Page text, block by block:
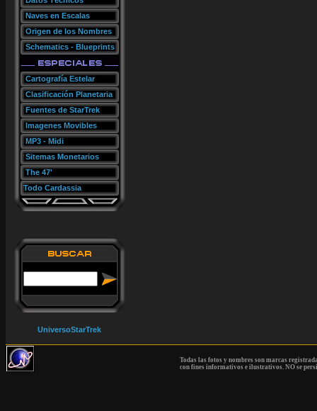
Naves en Escalas
Origen de los Nombres
Schematics - Blueprints
Cartografía Estelar
Clasificación Planetaria
Fuentes de StarTrek
Imagenes Movibles
MP3 - Midi
Sitemas Monetarios
The 47'
Todo Cardassia
UniversoStarTrek
Todas las fotos y nombres son marcas
con fines informativos e ilustrativos. NO se